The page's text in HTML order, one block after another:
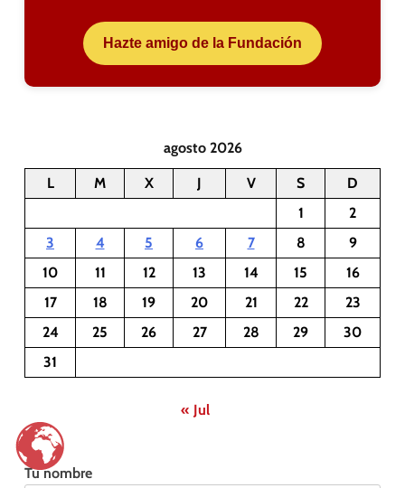
Hazte amigo de la Fundación
agosto 2026
L M X J V S
D
1
2
3
4 5 6 7 8
9
10
11 12 13 14 15
16
17
18 19 20 21 22
23
24
25 26 27 28 29
30
31
« Jul
Tu nombre